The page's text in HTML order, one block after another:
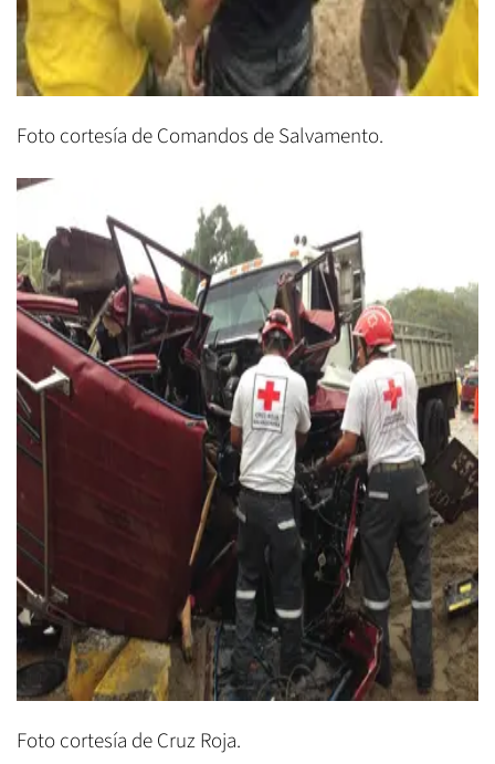
Foto cortesía de Comandos de Salvamento.
Foto cortesía de Cruz Roja.